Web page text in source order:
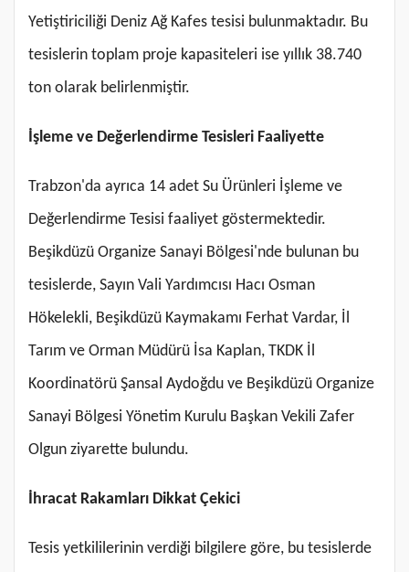
Yetiştiriciliği Deniz Ağ Kafes tesisi bulunmaktadır. Bu
tesislerin toplam proje kapasiteleri ise yıllık 38.740
ton olarak belirlenmiştir.
İşleme ve Değerlendirme Tesisleri Faaliyette
Trabzon'da ayrıca 14 adet Su Ürünleri İşleme ve
Değerlendirme Tesisi faaliyet göstermektedir.
Beşikdüzü Organize Sanayi Bölgesi'nde bulunan bu
tesislerde, Sayın Vali Yardımcısı Hacı Osman
Hökelekli, Beşikdüzü Kaymakamı Ferhat Vardar, İl
Tarım ve Orman Müdürü İsa Kaplan, TKDK İl
Koordinatörü Şansal Aydoğdu ve Beşikdüzü Organize
Sanayi Bölgesi Yönetim Kurulu Başkan Vekili Zafer
Olgun ziyarette bulundu.
İhracat Rakamları Dikkat Çekici
Tesis yetkililerinin verdiği bilgilere göre, bu tesislerde